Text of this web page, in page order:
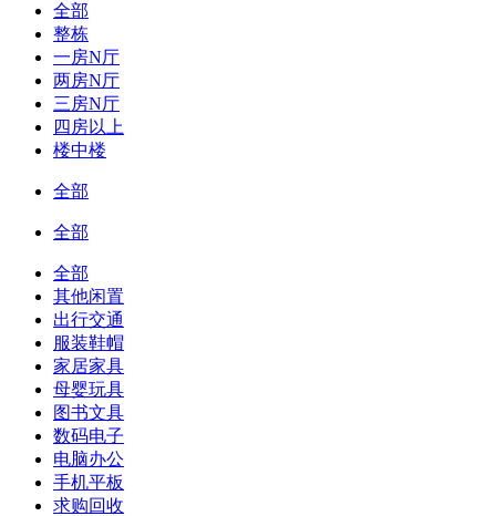
全部
整栋
一房N厅
两房N厅
三房N厅
四房以上
楼中楼
全部
全部
全部
其他闲置
出行交通
服装鞋帽
家居家具
母婴玩具
图书文具
数码电子
电脑办公
手机平板
求购回收